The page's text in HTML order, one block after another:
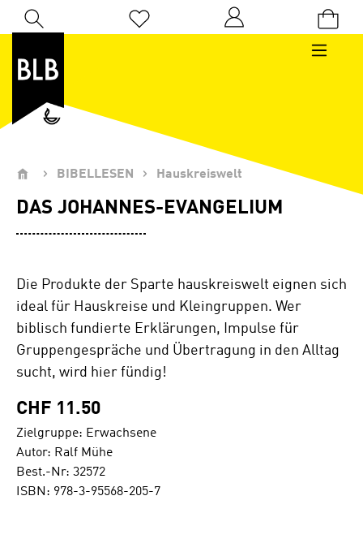
Zum Hauptinhalt springen
Du hast 0 Produkte auf dem Merkzettel
BIBELLESEN Hauskreiswelt
DAS JOHANNES-EVANGELIUM
Die Produkte der Sparte hauskreiswelt eignen sich
ideal für Hauskreise und Kleingruppen. Wer
biblisch fundierte Erklärungen, Impulse für
Gruppengespräche und Übertragung in den Alltag
sucht, wird hier fündig!
CHF 11.50
Zielgruppe: Erwachsene
Autor: Ralf Mühe
Best.-Nr: 32572
ISBN: 978-3-95568-205-7